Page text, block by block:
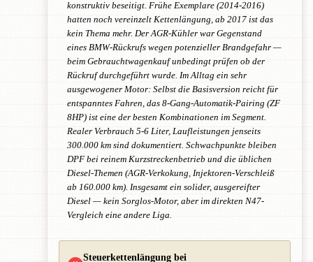
konstruktiv beseitigt. Frühe Exemplare (2014-2016)
hatten noch vereinzelt Kettenlängung, ab 2017 ist das
kein Thema mehr. Der AGR-Kühler war Gegenstand
eines BMW-Rückrufs wegen potenzieller Brandgefahr —
beim Gebrauchtwagenkauf unbedingt prüfen ob der
Rückruf durchgeführt wurde. Im Alltag ein sehr
ausgewogener Motor: Selbst die Basisversion reicht für
entspanntes Fahren, das 8-Gang-Automatik-Pairing (ZF
8HP) ist eine der besten Kombinationen im Segment.
Realer Verbrauch 5-6 Liter, Laufleistungen jenseits
300.000 km sind dokumentiert. Schwachpunkte bleiben
DPF bei reinem Kurzstreckenbetrieb und die üblichen
Diesel-Themen (AGR-Verkokung, Injektoren-Verschleiß
ab 160.000 km). Insgesamt ein solider, ausgereifter
Diesel — kein Sorglos-Motor, aber im direkten N47-
Vergleich eine andere Liga.
Steuerkettenlängung bei